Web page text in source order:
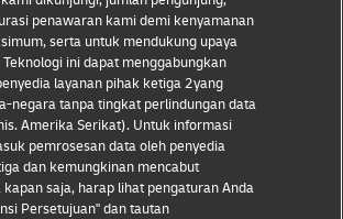
DHL
Pemberitahuan hukum
Ketentuan penggunaan
Privasi
Cookie Settings
penawaran kami demi kenyamanan
serta untuk mendukung upaya
ini dapat menggabungkan
layanan pihak ketiga 2yang
negara tanpa tingkat perlindungan data
Amerika Serikat). Untuk informasi
pemrosesan data oleh penyedia
dan kemungkinan mencabut
kapan saja, harap lihat pengaturan Anda
Persetujuan" dan tautan